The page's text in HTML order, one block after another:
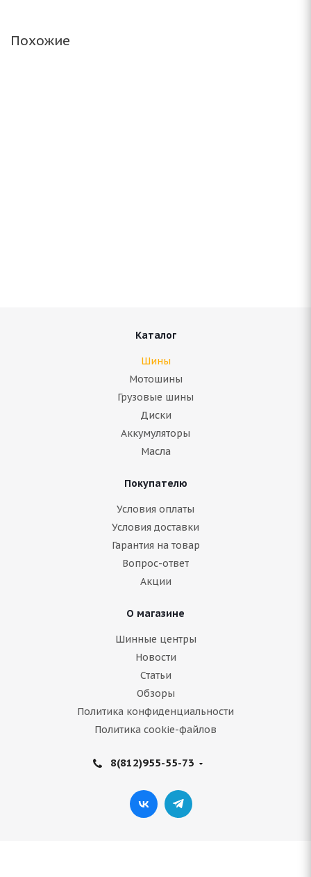
Похожие
Antares Ingens a1 225/45 R17 94W
Antares Ingens A1 225/45 ZR17 94W
Каталог
Шины
Мотошины
Грузовые шины
Диски
Аккумуляторы
Масла
Покупателю
Условия оплаты
Условия доставки
Гарантия на товар
Вопрос-ответ
Акции
О магазине
Шинные центры
Новости
Статьи
Обзоры
Политика конфиденциальности
Политика cookie-файлов
8(812)955-55-73